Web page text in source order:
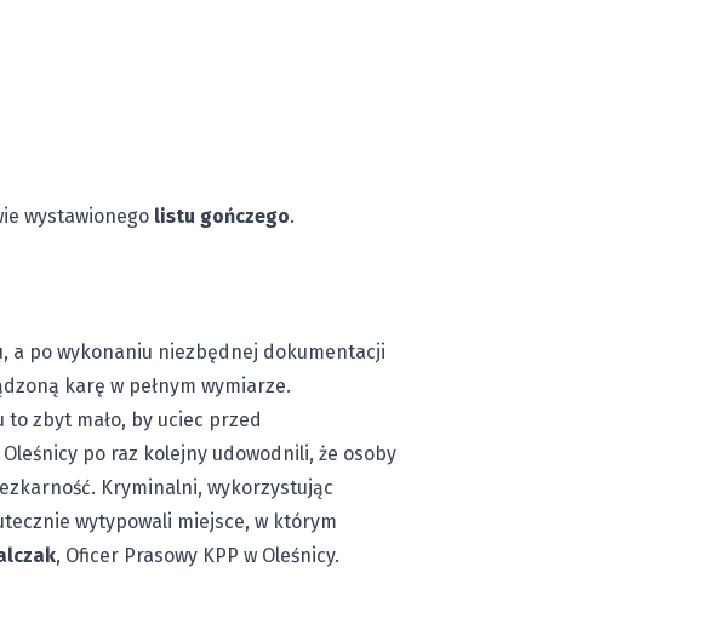
wystawionego listu gończego.
a po wykonaniu niezbędnej dokumentacji
karę w pełnym wymiarze.
zbyt mało, by uciec przed
po raz kolejny udowodnili, że osoby
Kryminalni, wykorzystując
wytypowali miejsce, w którym
, Oficer Prasowy KPP w Oleśnicy.